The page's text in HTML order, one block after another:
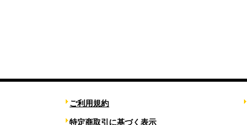
ご利用規約
特定商取引に基づく表示